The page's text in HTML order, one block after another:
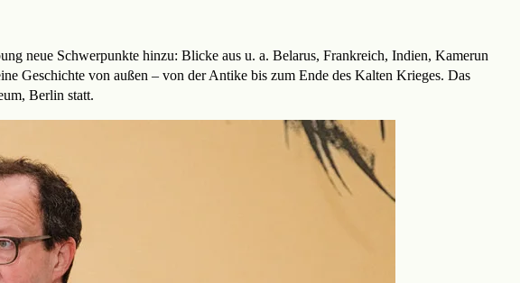
neue Schwerpunkte hinzu: Blicke aus u. a. Belarus, Frankreich, Indien, Kamerun
Geschichte von außen – von der Antike bis zum Ende des Kalten Krieges. Das
Berlin statt.